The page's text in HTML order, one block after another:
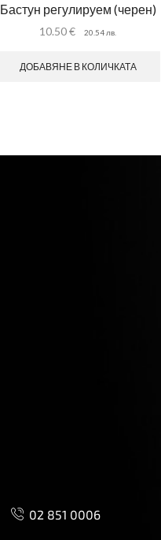
Бастун регулируем (черен)
10.50€ 20.54 лв.
ДОБАВЯНЕ В КОЛИЧКАТА
02 851 0006